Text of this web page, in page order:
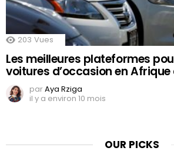
203 Vues
Les meilleures plateformes
voitures d’occasion en Afrique
parAya Rziga
il y a environ 10 mois
OUR PICKS